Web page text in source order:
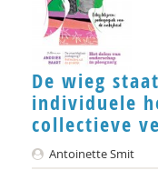
Frans Bieckmann
Desirée Bierlaagh
Gert Biesta
Laurine Blonk
De wieg
individuele
collectieve
Antoinette Smit